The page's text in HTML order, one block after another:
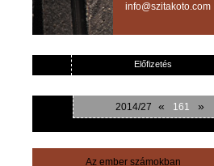
info@szitakoto.com
Előfizetés
2014/27 « 161 »
Az ember számokban